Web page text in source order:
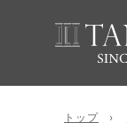
トップ